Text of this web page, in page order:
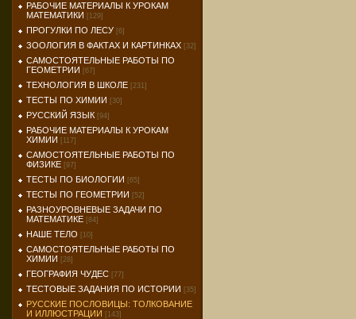
РАБОЧИЕ МАТЕРИАЛЫ К УРОКАМ
МАТЕМАТИКИ [129]
ПРОГУЛКИ ПО ЛЕСУ [6]
ЗООЛОГИЯ В ФАКТАХ И КАРТИНКАХ [32]
САМОСТОЯТЕЛЬНЫЕ РАБОТЫ ПО
ГЕОМЕТРИИ [67]
ТЕХНОЛОГИЯ В ШКОЛЕ [231]
ТЕСТЫ ПО ХИМИИ [30]
РУССКИЙ ЯЗЫК [94]
РАБОЧИЕ МАТЕРИАЛЫ К УРОКАМ
ХИМИИ [117]
САМОСТОЯТЕЛЬНЫЕ РАБОТЫ ПО
ФИЗИКЕ [97]
ТЕСТЫ ПО БИОЛОГИИ [65]
ТЕСТЫ ПО ГЕОМЕТРИИ [52]
РАЗНОУРОВНЕВЫЕ ЗАДАЧИ ПО
МАТЕМАТИКЕ [84]
НАШЕ ТЕЛО [10]
САМОСТОЯТЕЛЬНЫЕ РАБОТЫ ПО
ХИМИИ [28]
ГЕОГРАФИЯ ЧУДЕС [77]
ТЕСТОВЫЕ ЗАДАНИЯ ПО ИСТОРИИ [35]
РУССКИЕ ПОСЛОВИЦЫ: ТОЛКОВАНИЕ
И ИЛЛЮСТРАЦИИ [143]